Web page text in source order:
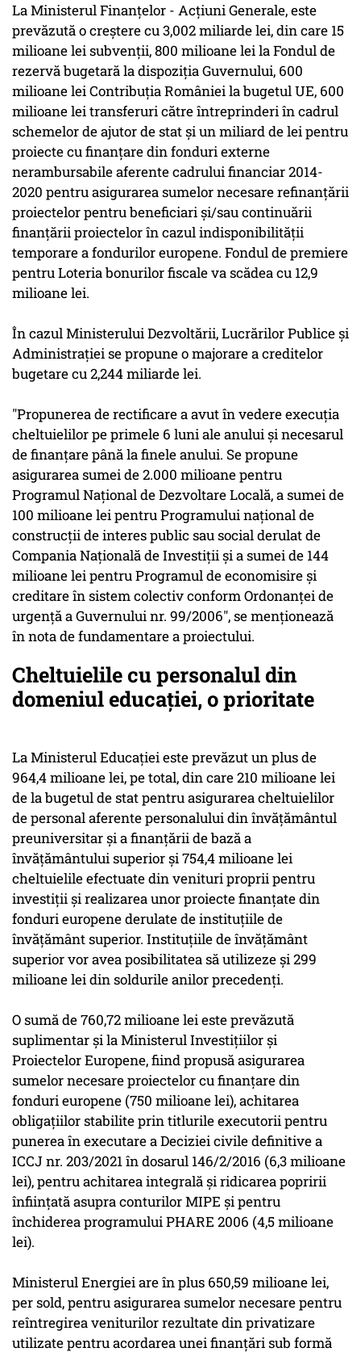
La Ministerul Finanţelor - Acţiuni Generale, este
prevăzută o creştere cu 3,002 miliarde lei, din care 15
milioane lei subvenţii, 800 milioane lei la Fondul de
rezervă bugetară la dispoziţia Guvernului, 600
milioane lei Contribuţia României la bugetul UE, 600
milioane lei transferuri către întreprinderi în cadrul
schemelor de ajutor de stat şi un miliard de lei pentru
proiecte cu finanţare din fonduri externe
nerambursabile aferente cadrului financiar 2014-
2020 pentru asigurarea sumelor necesare refinanţării
proiectelor pentru beneficiari şi/sau continuării
finanţării proiectelor în cazul indisponibilităţii
temporare a fondurilor europene. Fondul de premiere
pentru Loteria bonurilor fiscale va scădea cu 12,9
milioane lei.
În cazul Ministerului Dezvoltării, Lucrărilor Publice şi
Administraţiei se propune o majorare a creditelor
bugetare cu 2,244 miliarde lei.
"Propunerea de rectificare a avut în vedere execuţia
cheltuielilor pe primele 6 luni ale anului şi necesarul
de finanţare până la finele anului. Se propune
asigurarea sumei de 2.000 milioane pentru
Programul Naţional de Dezvoltare Locală, a sumei de
100 milioane lei pentru Programului naţional de
construcţii de interes public sau social derulat de
Compania Naţională de Investiţii şi a sumei de 144
milioane lei pentru Programul de economisire şi
creditare în sistem colectiv conform Ordonanţei de
urgenţă a Guvernului nr. 99/2006", se menţionează
în nota de fundamentare a proiectului.
Cheltuielile cu personalul din
domeniul educației, o prioritate
La Ministerul Educaţiei este prevăzut un plus de
964,4 milioane lei, pe total, din care 210 milioane lei
de la bugetul de stat pentru asigurarea cheltuielilor
de personal aferente personalului din învăţământul
preuniversitar şi a finanţării de bază a
învăţământului superior şi 754,4 milioane lei
cheltuielile efectuate din venituri proprii pentru
investiţii şi realizarea unor proiecte finanţate din
fonduri europene derulate de instituţiile de
învăţământ superior. Instituţiile de învăţământ
superior vor avea posibilitatea să utilizeze şi 299
milioane lei din soldurile anilor precedenţi.
O sumă de 760,72 milioane lei este prevăzută
suplimentar şi la Ministerul Investiţiilor şi
Proiectelor Europene, fiind propusă asigurarea
sumelor necesare proiectelor cu finanţare din
fonduri europene (750 milioane lei), achitarea
obligaţiilor stabilite prin titlurile executorii pentru
punerea în executare a Deciziei civile definitive a
ICCJ nr. 203/2021 în dosarul 146/2/2016 (6,3 milioane
lei), pentru achitarea integrală şi ridicarea popririi
înfiinţată asupra conturilor MIPE şi pentru
închiderea programului PHARE 2006 (4,5 milioane
lei).
Ministerul Energiei are în plus 650,59 milioane lei,
per sold, pentru asigurarea sumelor necesare pentru
reîntregirea veniturilor rezultate din privatizare
utilizate pentru acordarea unei finanţări sub formă